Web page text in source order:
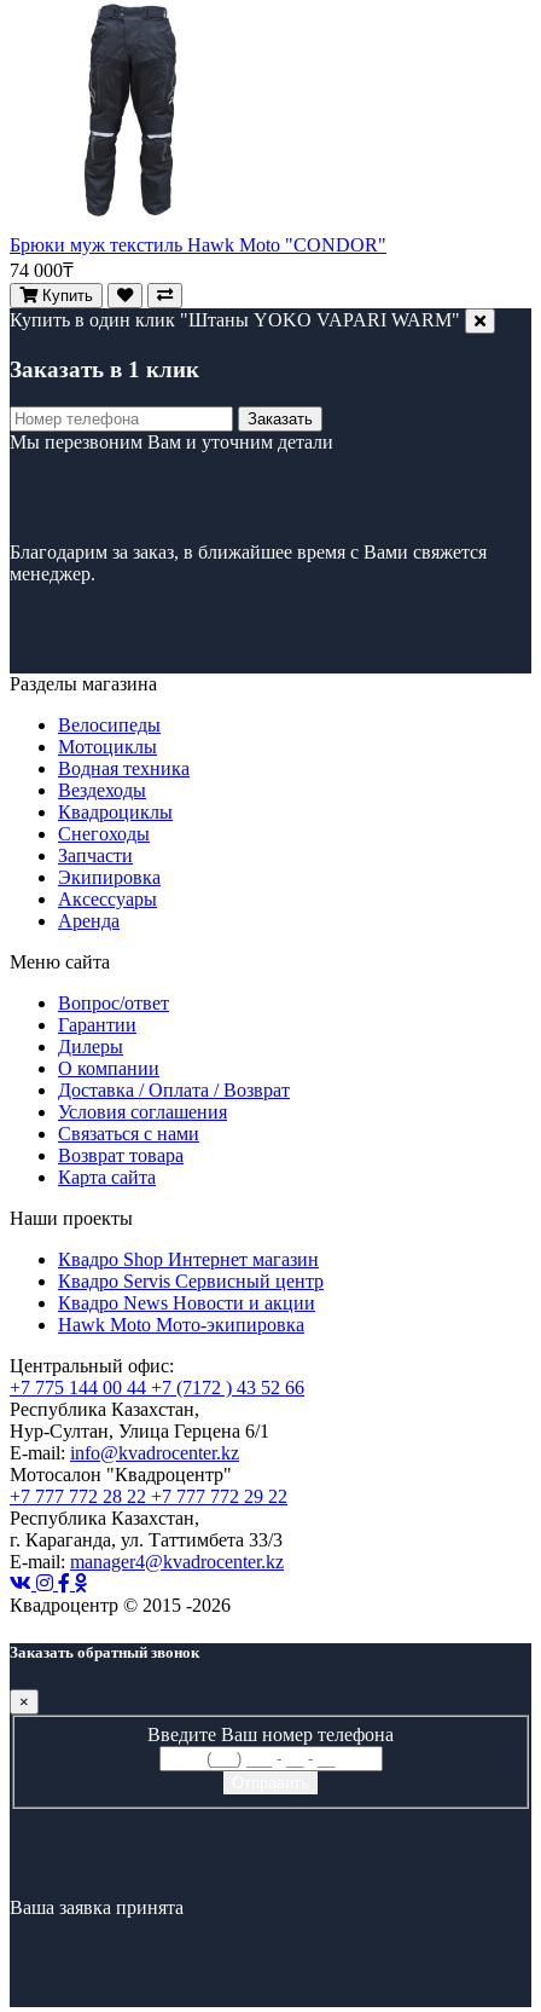
Брюки муж текстиль Hawk Moto "CONDOR"
74 000₸
Купить
Купить в один клик "Штаны YOKO VAPARI WARM"
Заказать в 1 клик
Заказать
Мы перезвоним Вам и уточним детали
Благодарим за заказ, в ближайшее время с Вами свяжется
менеджер.
Разделы магазина
Велосипеды
Мотоциклы
Водная техника
Вездеходы
Квадроциклы
Снегоходы
Запчасти
Экипировка
Аксессуары
Аренда
Меню сайта
Вопрос/ответ
Гарантии
Дилеры
О компании
Доставка / Оплата / Возврат
Условия соглашения
Связаться с нами
Возврат товара
Карта сайта
Наши проекты
Квадро Shop Интернет магазин
Квадро Servis Сервисный центр
Квадро News Новости и акции
Hawk Moto Мото-экипировка
Центральный офис:
+7 775 144 00 44 +7 (7172 ) 43 52 66
Республика Казахстан,
Нур-Султан, Улица Герцена 6/1
E-mail: info@kvadrocenter.kz
Мотосалон "Квадроцентр"
+7 777 772 28 22 +7 777 772 29 22
Республика Казахстан,
г. Караганда, ул. Таттимбета 33/3
E-mail: manager4@kvadrocenter.kz
Квадроцентр © 2015 -2026
Заказать обратный звонок
×
Введите Ваш номер телефона
Ваша заявка принята